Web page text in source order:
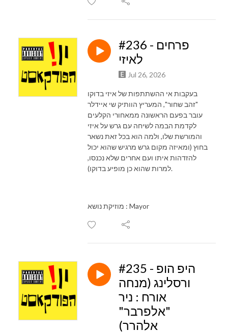
#236 - פרחים
לאיזי
Jul 26, 2026
בעקבות אי ההשתתפות של איזי בדוקו
"זהב שחור", המעריץ הוותיק שי איידלר
עובר בפעם הראשונה ממאחורי הקלעים
לקדמת הבמה לשיחה עם גרש על איזי
והמורשת שלו, ולמה הוא בכל זאת נשאר
בחוץ (ומאיזה מקום גרש מרגיש שהוא יכול
להזדהות איתו ועם אחרים שלא נכנסו,
למרות שהוא כן מופיע בדוקו).
מוזיקת נושא : Mayor
#235 - היפ הופ
ורסלינג (מנחה
אורח : ניר
"אלפרבר"
אלהרר)